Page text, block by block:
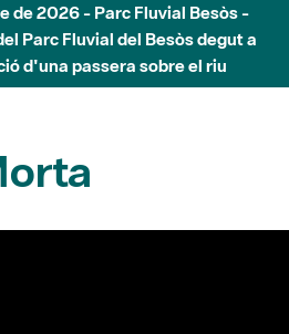
de 2026 - Parc Fluvial Besòs -
Parc Fluvial del Besòs degut a
d'una passera sobre el riu